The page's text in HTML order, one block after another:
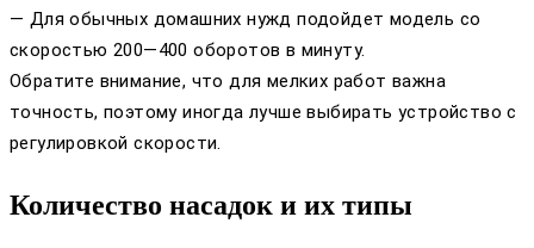
— Для обычных домашних нужд подойдет модель со
скоростью 200—400 оборотов в минуту.
Обратите внимание, что для мелких работ важна
точность, поэтому иногда лучше выбирать устройство с
регулировкой скорости.
Количество насадок и их типы